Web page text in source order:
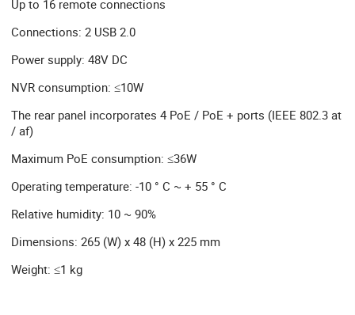
Up to 16 remote connections
Connections: 2 USB 2.0
Power supply: 48V DC
NVR consumption: ≤10W
The rear panel incorporates 4 PoE / PoE + ports (IEEE 802.3 at
/ af)
Maximum PoE consumption: ≤36W
Operating temperature: -10 ° C ~ + 55 ° C
Relative humidity: 10 ~ 90%
Dimensions: 265 (W) x 48 (H) x 225 mm
Weight: ≤1 kg